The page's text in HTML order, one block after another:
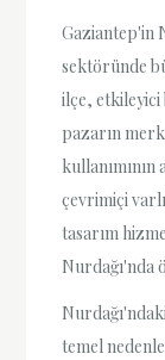
Gaziantep'in
sektöründe
ilçe, etkileyici
pazarın
çevrimiçi
tasarım
Nurdağı'nda
temel